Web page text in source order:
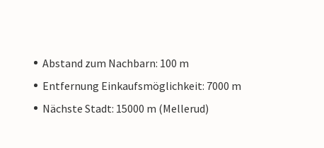
Abstand zum Nachbarn: 100 m
Entfernung Einkaufsmöglichkeit: 7000 m
Nächste Stadt: 15000 m (Mellerud)